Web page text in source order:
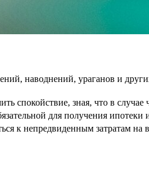
наводнений, ураганов и
спокойствие, зная, что в
для получения
к непредвиденным затратам на